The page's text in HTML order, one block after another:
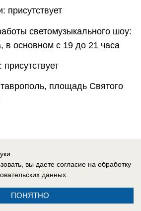
присутствует
светомузыкального шоу:
в основном с 19 до 21 часа
площадь Святого
Тося Жмыхова
вы даете согласие на обработку
данных.
ПОНЯТНО